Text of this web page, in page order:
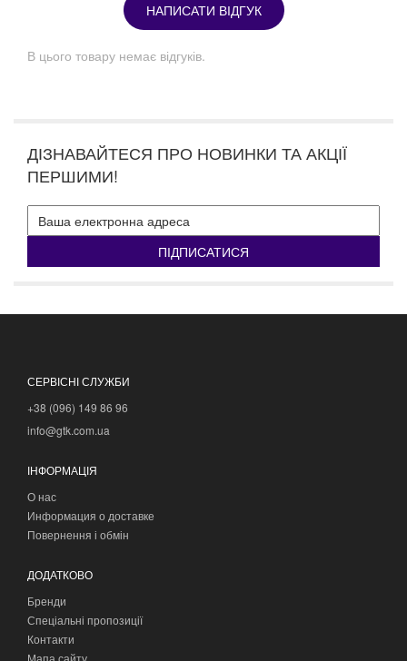
НАПИСАТИ ВІДГУК
В цього товару немає відгуків.
ДІЗНАВАЙТЕСЯ ПРО НОВИНКИ ТА АКЦІЇ
ПЕРШИМИ!
ПІДПИСАТИСЯ
СЕРВІСНІ СЛУЖБИ
+38 (096) 149 86 96
info@gtk.com.ua
ІНФОРМАЦІЯ
О нас
Информация о доставке
Повернення і обмін
ДОДАТКОВО
Бренди
Спеціальні пропозиції
Контакти